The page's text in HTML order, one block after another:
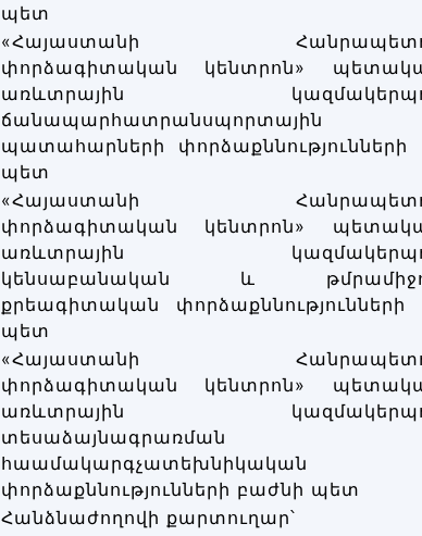
պետ
«Հայաստանի
փորձագիտական կենտրոն»
առևտրային
ճանապարհատրանսպորտային
պատահարների փորձաքննությունների
պետ
«Հայաստանի
փորձագիտական կենտրոն»
առևտրային
կենսաբանական և
քրեագիտական փորձաքննությունների
պետ
«Հայաստանի
փորձագիտական կենտրոն»
առևտրային
հաամակարգչատեխնիկական
փորձաքննությունների բաժնի պետ
Հանձնաժողովի քարտուղար՝